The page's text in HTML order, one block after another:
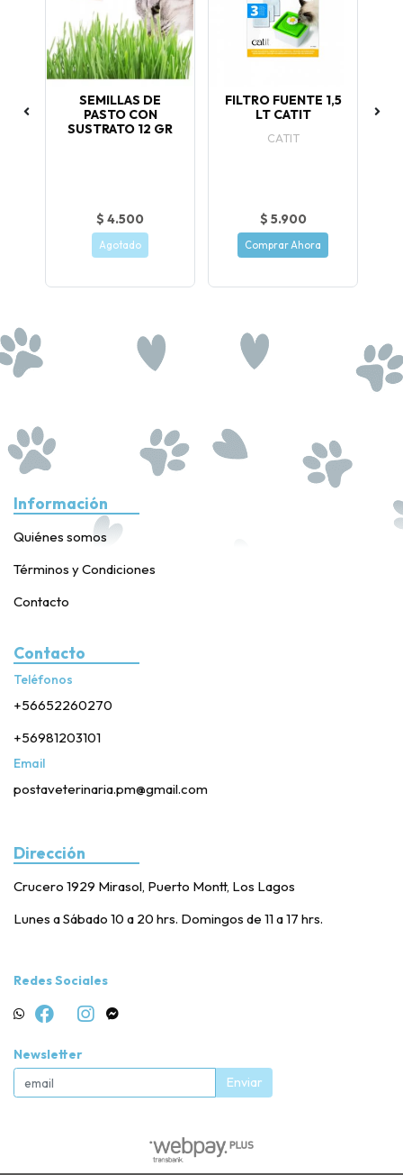
SEMILLAS DE
PASTO CON
SUSTRATO 12 GR
$ 4.500
Agotado
FILTRO FUENTE 1,5
LT CATIT
CATIT
$ 5.900
Comprar Ahora
Información
Quiénes somos
Términos y Condiciones
Contacto
Contacto
Teléfonos
+56652260270
+56981203101
Email
postaveterinaria.pm@gmail.com
Dirección
Crucero 1929 Mirasol, Puerto Montt, Los Lagos
Lunes a Sábado 10 a 20 hrs. Domingos de 11 a 17 hrs.
Redes Sociales
Newsletter
Enviar